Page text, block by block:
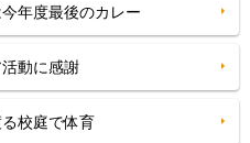
年度最後のカレー
動に感謝
校庭で体育